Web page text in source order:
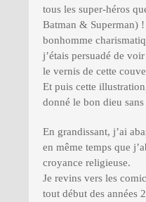
tous les super-héros
Batman & Superman)
bonhomme
j’étais persuadé de
le vernis de cette
Et puis cette
donné le bon dieu
En grandissant, j’ai
en même temps que
croyance religieuse.
Je revins vers les
tout début des années